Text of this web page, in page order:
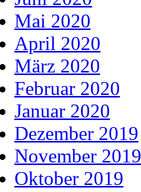
Mai 2020
April 2020
März 2020
Februar 2020
Januar 2020
Dezember 2019
November 2019
Oktober 2019